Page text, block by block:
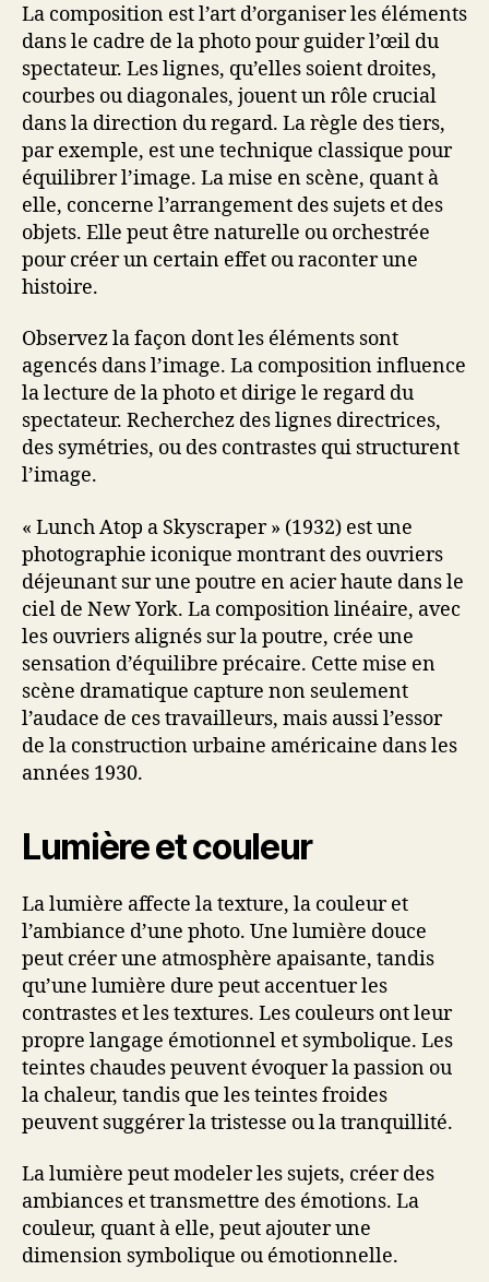
La composition est l’art d’organiser les éléments
dans le cadre de la photo pour guider l’œil du
spectateur. Les lignes, qu’elles soient droites,
courbes ou diagonales, jouent un rôle crucial
dans la direction du regard. La règle des tiers,
par exemple, est une technique classique pour
équilibrer l’image. La mise en scène, quant à
elle, concerne l’arrangement des sujets et des
objets. Elle peut être naturelle ou orchestrée
pour créer un certain effet ou raconter une
histoire.
Observez la façon dont les éléments sont
agencés dans l’image. La composition influence
la lecture de la photo et dirige le regard du
spectateur. Recherchez des lignes directrices,
des symétries, ou des contrastes qui structurent
l’image.
« Lunch Atop a Skyscraper » (1932) est une
photographie iconique montrant des ouvriers
déjeunant sur une poutre en acier haute dans le
ciel de New York. La composition linéaire, avec
les ouvriers alignés sur la poutre, crée une
sensation d’équilibre précaire. Cette mise en
scène dramatique capture non seulement
l’audace de ces travailleurs, mais aussi l’essor
de la construction urbaine américaine dans les
années 1930.
Lumière et couleur
La lumière affecte la texture, la couleur et
l’ambiance d’une photo. Une lumière douce
peut créer une atmosphère apaisante, tandis
qu’une lumière dure peut accentuer les
contrastes et les textures. Les couleurs ont leur
propre langage émotionnel et symbolique. Les
teintes chaudes peuvent évoquer la passion ou
la chaleur, tandis que les teintes froides
peuvent suggérer la tristesse ou la tranquillité.
La lumière peut modeler les sujets, créer des
ambiances et transmettre des émotions. La
couleur, quant à elle, peut ajouter une
dimension symbolique ou émotionnelle.